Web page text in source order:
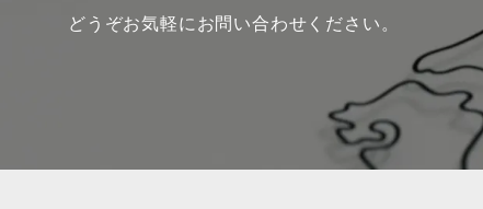
どうぞお気軽にお問い合わせください。